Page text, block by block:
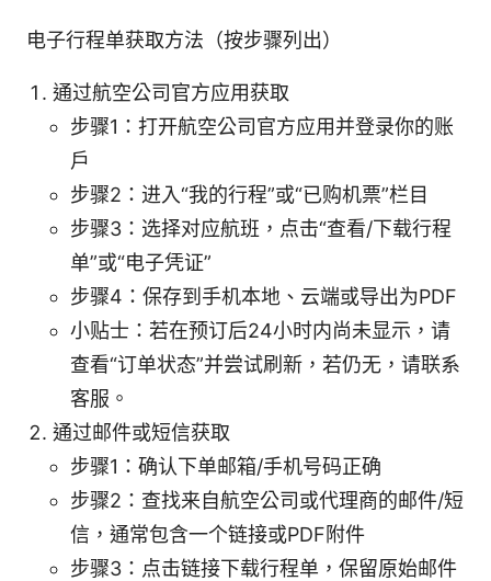
电子行程单获取方法（按步骤列出）
通过航空公司官方应用获取
步骤1：打开航空公司官方应用并登录你的账
户
步骤2：进入“我的行程”或“已购机票”栏目
步骤3：选择对应航班，点击“查看/下载行程
单”或“电子凭证”
步骤4：保存到手机本地、云端或导出为PDF
小贴士：若在预订后24小时内尚未显示，请
查看“订单状态”并尝试刷新，若仍无，请联系
客服。
通过邮件或短信获取
步骤1：确认下单邮箱/手机号码正确
步骤2：查找来自航空公司或代理商的邮件/短
信，通常包含一个链接或PDF附件
步骤3：点击链接下载行程单，保留原始邮件